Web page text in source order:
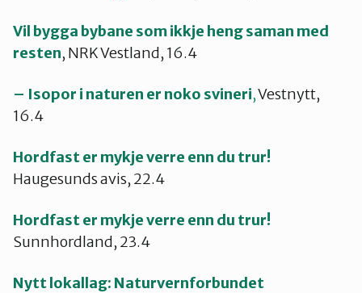
Vil bygga bybane som ikkje heng saman med
resten, NRK Vestland, 16.4
– Isopor i naturen er noko svineri,Vestnytt,
16.4
Hordfast er mykje verre enn du trur!
Haugesunds avis, 22.4
Hordfast er mykje verre enn du trur!
Sunnhordland, 23.4
Nytt lokallag: Naturvernforbundet